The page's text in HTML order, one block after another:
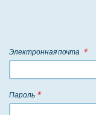
Электронная почта
Пароль *